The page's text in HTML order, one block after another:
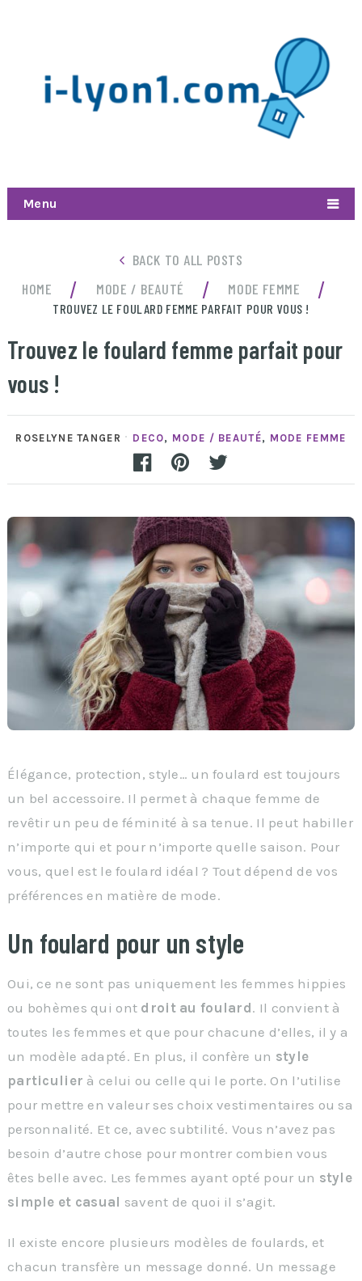
Menu
BACK TO ALL POSTS
HOME
/ MODE / BEAUTÉ / MODE FEMME /
TROUVEZ LE FOULARD FEMME PARFAIT POUR VOUS !
Trouvez le foulard femme parfait pour
vous !
ROSELYNE TANGER DECO, MODE / BEAUTÉ, MODE FEMME
Élégance, protection, style… un foulard est toujours
un bel accessoire. Il permet à chaque femme de
revêtir un peu de féminité à sa tenue. Il peut habiller
n’importe qui et pour n’importe quelle saison. Pour
vous, quel est le foulard idéal ? Tout dépend de vos
préférences en matière de mode.
Un foulard pour un style
Oui, ce ne sont pas uniquement les femmes hippies
ou bohèmes qui ont droit au foulard. Il convient à
toutes les femmes et que pour chacune d’elles, il y a
un modèle adapté. En plus, il confère un style
particulier à celui ou celle qui le porte. On l’utilise
pour mettre en valeur ses choix vestimentaires ou sa
personnalité. Et ce, avec subtilité. Vous n’avez pas
besoin d’autre chose pour montrer combien vous
êtes belle avec. Les femmes ayant opté pour un style
simple et casual savent de quoi il s’agit.
Il existe encore plusieurs modèles de foulards, et
chacun transfère un message donné. Un message